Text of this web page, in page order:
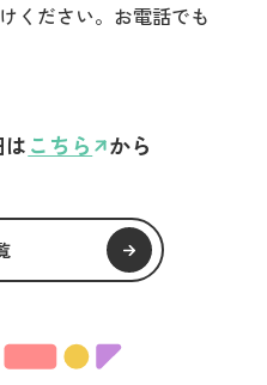
ください。お電話でも
こちら から